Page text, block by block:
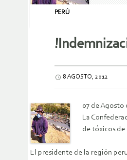
PERÚ
8 AGOSTO, 2012
07 de Agosto
La
de tóxicos
El presidente de la región